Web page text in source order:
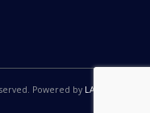
Powered by LA